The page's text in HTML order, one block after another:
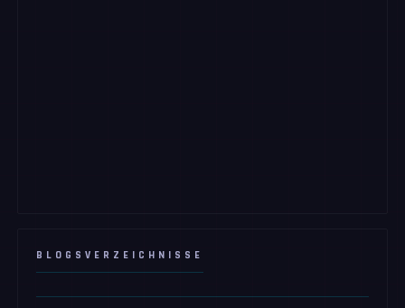
BLOGSVERZEICHNISSE